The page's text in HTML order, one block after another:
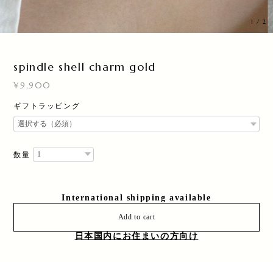
1 /2
spindle shell charm gold
¥9,900
ギフトラッピング
数量
International shipping available
Add to cart
日本国内にお住まいの方向け